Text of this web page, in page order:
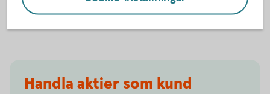
Prislistavärdepappershandel
Handla aktier som kund